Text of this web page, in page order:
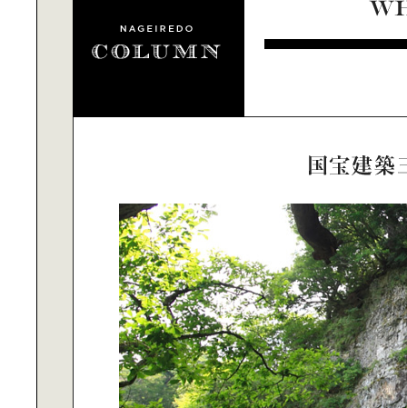
RELAX BATH TIME｜上田祥子さん
に学ぶバスグッズ
「FOOD FOR THOUGHT」｜渡辺
有子さんに学ぶ器選び